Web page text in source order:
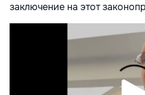
заключение на этот